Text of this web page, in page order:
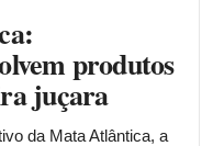
produtos
juçara
da Mata Atlântica, a